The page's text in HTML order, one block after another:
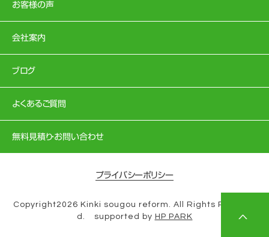
お客様の声
会社案内
ブログ
よくあるご質問
無料見積り・お問い合わせ
プライバシーポリシー
Copyright2026 Kinki sougou reform. All Rights Reserve
d. supported by HP PARK